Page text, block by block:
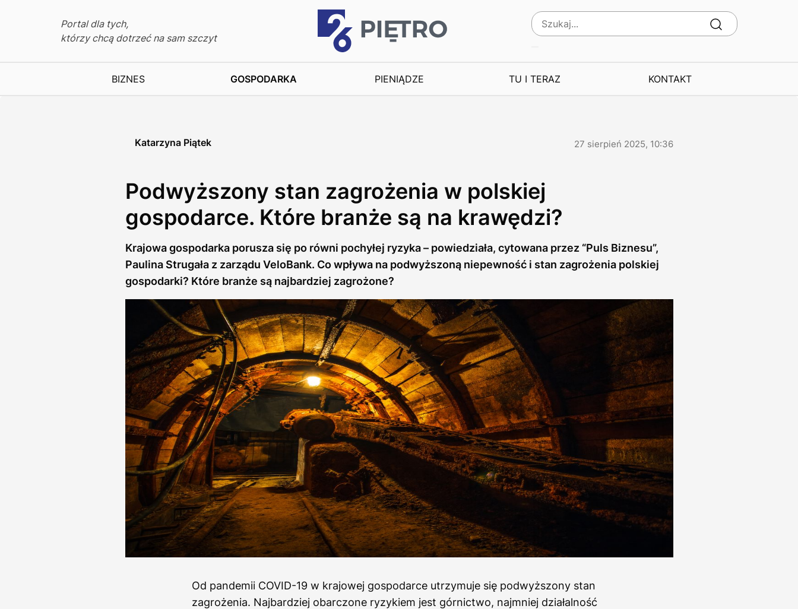
Portal dla tych,
którzy chcą dotrzeć na sam szczyt
BIZNES GOSPODARKA PIENIĄDZE TU I TERAZ KONTAKT
Katarzyna Piątek 27 sierpień 2025, 10:36
Podwyższony stan zagrożenia w polskiej
gospodarce. Które branże są na krawędzi?
Krajowa gospodarka porusza się po równi pochyłej ryzyka – powiedziała, cytowana przez “Puls Biznesu”,
Paulina Strugała z zarządu VeloBank. Co wpływa na podwyższoną niepewność i stan zagrożenia polskiej
gospodarki? Które branże są najbardziej zagrożone?
Od pandemii COVID-19 w krajowej gospodarce utrzymuje się podwyższony stan
zagrożenia. Najbardziej obarczone ryzykiem jest górnictwo, najmniej działalność